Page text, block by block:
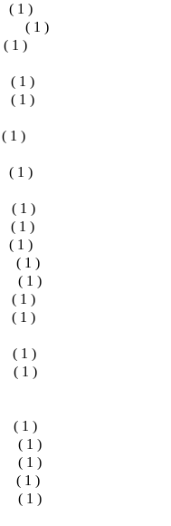
( 1 )
( 1 )
( 1 )
( 1 )
( 1 )
( 1 )
( 1 )
( 1 )
( 1 )
( 1 )
( 1 )
( 1 )
( 1 )
( 1 )
( 1 )
( 1 )
( 1 )
( 1 )
( 1 )
( 1 )
( 1 )